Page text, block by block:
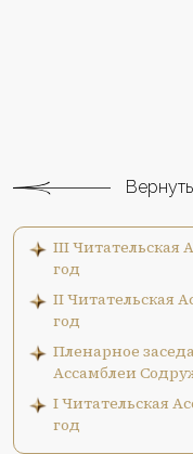
III Читательская
год
II Читательская
год
Пленарное
Ассамблеи
I Читательская
год